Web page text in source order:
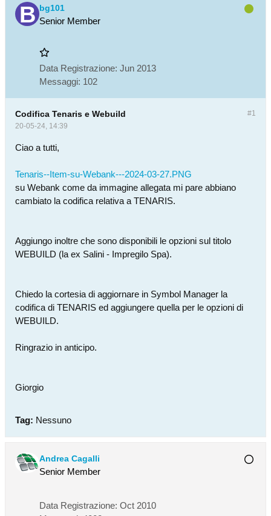
bg101
Senior Member
Data Registrazione: Jun 2013
Messaggi: 102
#1
Codifica Tenaris e Webuild
20-05-24, 14:39
Ciao a tutti,
Tenaris--Item-su-Webank---2024-03-27.PNG
su Webank come da immagine allegata mi pare abbiano
cambiato la codifica relativa a TENARIS.
Aggiungo inoltre che sono disponibili le opzioni sul titolo
WEBUILD (la ex Salini - Impregilo Spa).
Chiedo la cortesia di aggiornare in Symbol Manager la
codifica di TENARIS ed aggiungere quella per le opzioni di
WEBUILD.
Ringrazio in anticipo.
Giorgio
Tag: Nessuno
Andrea Cagalli
Senior Member
Data Registrazione: Oct 2010